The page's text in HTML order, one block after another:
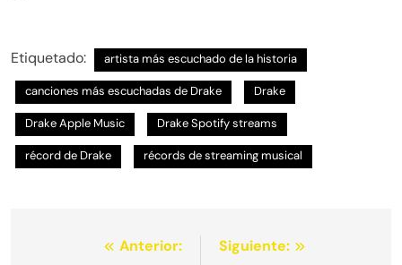
Etiquetado: artista más escuchado de la historia
canciones más escuchadas de Drake Drake
Drake Apple Music Drake Spotify streams
récord de Drake récords de streaming musical
NavegaciónAnterior:
Siguiente: